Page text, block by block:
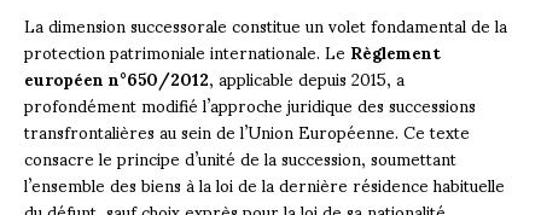
La dimension successorale constitue un volet fondamental de la
protection patrimoniale internationale. LeRèglement
européen n°650/2012, applicable depuis 2015, a
profondément modifié l’approche juridique des successions
transfrontalières au sein de l’Union Européenne. Ce texte
consacre le principe d’unité de la succession, soumettant
l’ensemble des biens à la loi de la dernière résidence habituelle